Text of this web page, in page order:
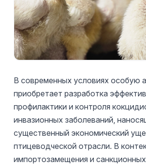
В современных условиях особую
приобретает разработка
профилактики и контроля
инвазионных заболеваний,
существенный экономический
птицеводческой отрасли. В
импортозамещения и санкционных